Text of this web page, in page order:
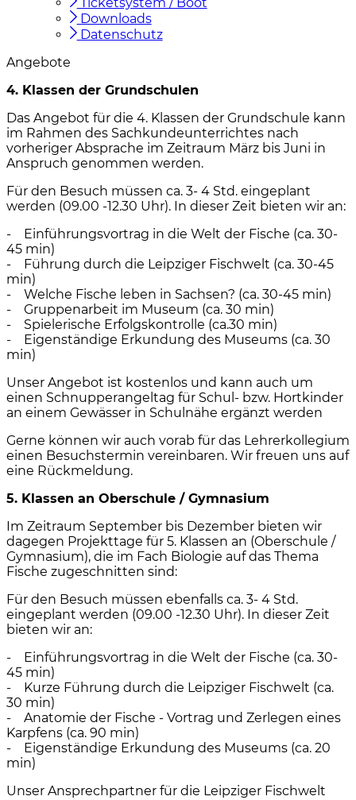
Downloads
Datenschutz
Angebote
4. Klassen der Grundschulen
Das Angebot für die 4. Klassen der Grundschule kann
im Rahmen des Sachkundeunterrichtes nach
vorheriger Absprache im Zeitraum März bis Juni in
Anspruch genommen werden.
Für den Besuch müssen ca. 3- 4 Std. eingeplant
werden (09.00 -12.30 Uhr). In dieser Zeit bieten wir an:
- Einführungsvortrag in die Welt der Fische (ca. 30-
45 min)
- Führung durch die Leipziger Fischwelt (ca. 30-45
min)
- Welche Fische leben in Sachsen? (ca. 30-45 min)
- Gruppenarbeit im Museum (ca. 30 min)
- Spielerische Erfolgskontrolle (ca.30 min)
- Eigenständige Erkundung des Museums (ca. 30
min)
Unser Angebot ist kostenlos und kann auch um
einen Schnupperangeltag für Schul- bzw. Hortkinder
an einem Gewässer in Schulnähe ergänzt werden
Gerne können wir auch vorab für das Lehrerkollegium
einen Besuchstermin vereinbaren. Wir freuen uns auf
eine Rückmeldung.
5. Klassen an Oberschule / Gymnasium
Im Zeitraum September bis Dezember bieten wir
dagegen Projekttage für 5. Klassen an (Oberschule /
Gymnasium), die im Fach Biologie auf das Thema
Fische zugeschnitten sind:
Für den Besuch müssen ebenfalls ca. 3- 4 Std.
eingeplant werden (09.00 -12.30 Uhr). In dieser Zeit
bieten wir an:
- Einführungsvortrag in die Welt der Fische (ca. 30-
45 min)
- Kurze Führung durch die Leipziger Fischwelt (ca.
30 min)
- Anatomie der Fische - Vortrag und Zerlegen eines
Karpfens (ca. 90 min)
- Eigenständige Erkundung des Museums (ca. 20
min)
Unser Ansprechpartner für die Leipziger Fischwelt